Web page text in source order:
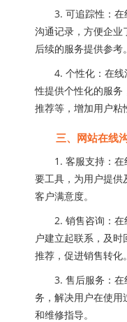
3. 可追踪性：在
沟通记录，方便企业
后续的服务提供参考。
4. 个性化：在线
性提供个性化的服务
推荐等，增加用户粘
三、网站在线沟
1. 客服支持：在
要工具，为用户提供
客户满意度。
2. 销售咨询：在
户建立起联系，及
推荐，促进销售转化。
3. 售后服务：在
务，解决用户在使用
和维修指导。